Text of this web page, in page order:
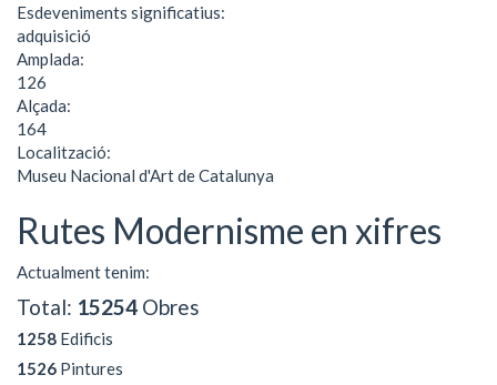
Esdeveniments significatius:
adquisició
Amplada:
126
Alçada:
164
Localització:
Museu Nacional d'Art de Catalunya
Rutes Modernisme en xifres
Actualment tenim:
Total: 15254 Obres
1258 Edificis
1526 Pintures